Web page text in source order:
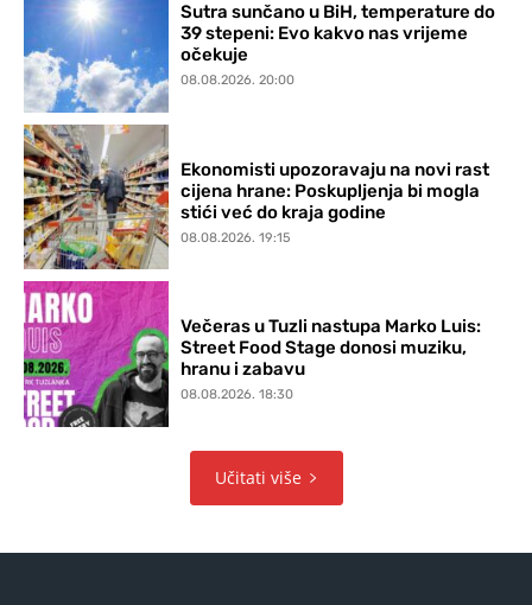
Sutra sunčano u BiH, temperature do
39 stepeni: Evo kakvo nas vrijeme
očekuje
08.08.2026. 20:00
Ekonomisti upozoravaju na novi rast
cijena hrane: Poskupljenja bi mogla
stići već do kraja godine
08.08.2026. 19:15
Večeras u Tuzli nastupa Marko Luis:
Street Food Stage donosi muziku,
hranu i zabavu
08.08.2026. 18:30
Učitati više